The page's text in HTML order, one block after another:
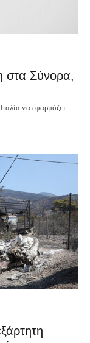
στα Σύνορα,
να εφαρμόζει